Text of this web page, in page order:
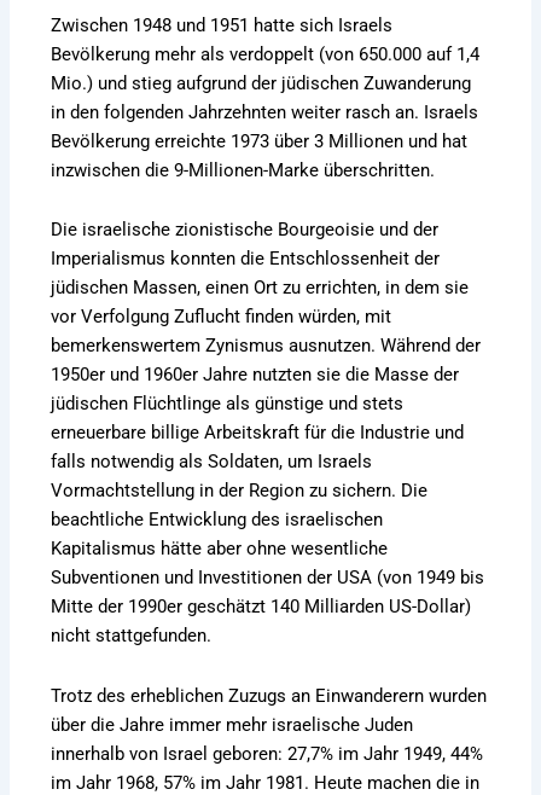
Zwischen 1948 und 1951 hatte sich Israels
Bevölkerung mehr als verdoppelt (von 650.000 auf 1,4
Mio.) und stieg aufgrund der jüdischen Zuwanderung
in den folgenden Jahrzehnten weiter rasch an. Israels
Bevölkerung erreichte 1973 über 3 Millionen und hat
inzwischen die 9-Millionen-Marke überschritten.
Die israelische zionistische Bourgeoisie und der
Imperialismus konnten die Entschlossenheit der
jüdischen Massen, einen Ort zu errichten, in dem sie
vor Verfolgung Zuflucht finden würden, mit
bemerkenswertem Zynismus ausnutzen. Während der
1950er und 1960er Jahre nutzten sie die Masse der
jüdischen Flüchtlinge als günstige und stets
erneuerbare billige Arbeitskraft für die Industrie und
falls notwendig als Soldaten, um Israels
Vormachtstellung in der Region zu sichern. Die
beachtliche Entwicklung des israelischen
Kapitalismus hätte aber ohne wesentliche
Subventionen und Investitionen der USA (von 1949 bis
Mitte der 1990er geschätzt 140 Milliarden US-Dollar)
nicht stattgefunden.
Trotz des erheblichen Zuzugs an Einwanderern wurden
über die Jahre immer mehr israelische Juden
innerhalb von Israel geboren: 27,7% im Jahr 1949, 44%
im Jahr 1968, 57% im Jahr 1981. Heute machen die in